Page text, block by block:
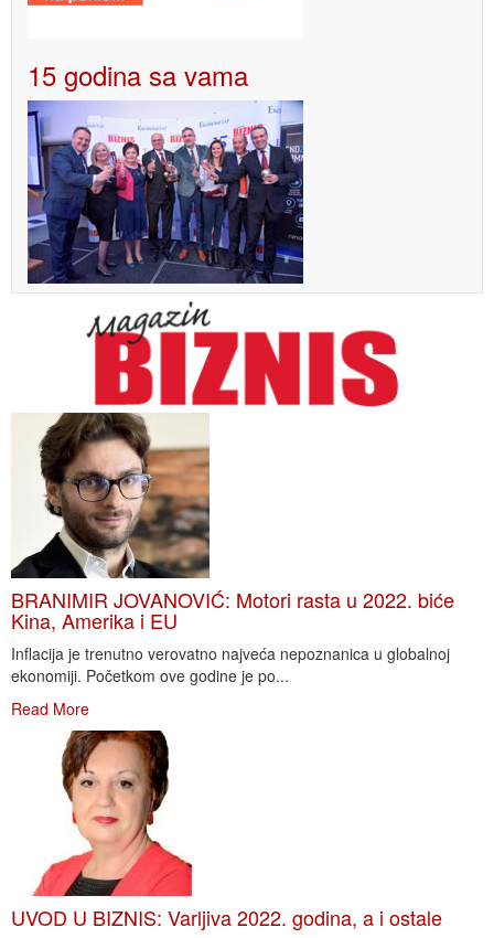
15 godina sa vama
BRANIMIR JOVANOVIĆ: Motori rasta u 2022. biće
Kina, Amerika i EU
Inflacija je trenutno verovatno najveća nepoznanica u globalnoj
ekonomiji. Početkom ove godine je po...
Read More
UVOD U BIZNIS: Varljiva 2022. godina, a i ostale